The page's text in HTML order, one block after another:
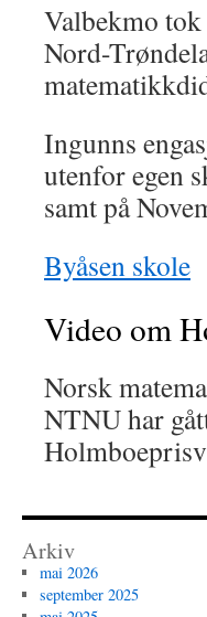
Valbekmo
Nord-
Ingunns
utenfor egen
samt på
Byåsen skole
Video om
Norsk
NTNU har
Arkiv
mai 2026
september 2025